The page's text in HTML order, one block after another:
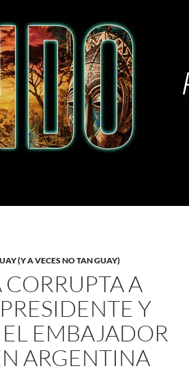
(Y A VECES NO TAN GUAY)
A
Y
EL EMBAJADOR
ARGENTINA